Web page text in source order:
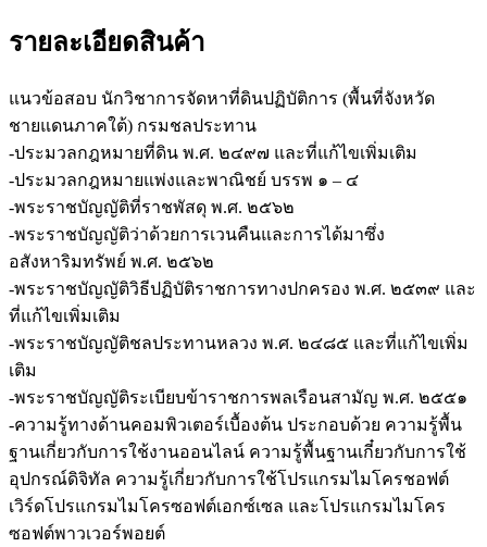
รายละเอียดสินค้า
แนวข้อสอบ นักวิชาการจัดหาที่ดินปฏิบัติการ (พื้นที่จังหวัด
ชายแดนภาคใต้) กรมชลประทาน
-ประมวลกฎหมายที่ดิน พ.ศ. ๒๔๙๗ และที่แก้ไขเพิ่มเติม
-ประมวลกฎหมายแพ่งและพาณิชย์ บรรพ ๑ – ๔
-พระราชบัญญัติที่ราชพัสดุ พ.ศ. ๒๕๖๒
-พระราชบัญญัติว่าด้วยการเวนคืนและการได้มาซึ่ง
อสังหาริมทรัพย์ พ.ศ. ๒๕๖๒
-พระราชบัญญัติวิธีปฏิบัติราชการทางปกครอง พ.ศ. ๒๕๓๙ และ
ที่แก้ไขเพิ่มเติม
-พระราชบัญญัติชลประทานหลวง พ.ศ. ๒๔๘๕ และที่แก้ไขเพิ่ม
เติม
-พระราชบัญญัติระเบียบข้าราชการพลเรือนสามัญ พ.ศ. ๒๕๕๑
-ความรู้ทางด้านคอมพิวเตอร์เบื้องต้น ประกอบด้วย ความรู้พื้น
ฐานเกี่ยวกับการใช้งานออนไลน์ ความรู้พื้นฐานเกี๋ยวกับการใช้
อุปกรณ์ดิจิทัล ความรู้เกี่ยวกับการใช้โปรแกรมไมโครชอฟต์
เวิร์ดโปรแกรมไมโครซอฟต์เอกซ์เซล และโปรแกรมไมโคร
ซอฟต์พาวเวอร์พอยต์